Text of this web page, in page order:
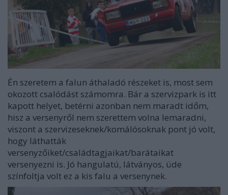
Én szeretem a falun áthaladó részeket is, most sem
okozott csalódást számomra. Bár a szervizpark is itt
kapott helyet, betérni azonban nem maradt időm,
hisz a versenyről nem szerettem volna lemaradni,
viszont a szervizeseknek/komálósoknak pont jó volt,
hogy láthatták
versenyzőiket/családtagjaikat/barátaikat
versenyezni is. Jó hangulatú, látványos, üde
színfoltja volt ez a kis falu a versenynek.